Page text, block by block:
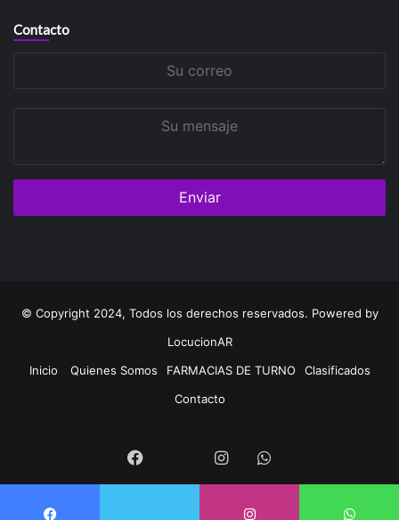
Contacto
© Copyright 2024, Todos los derechos reservados. Powered by
LocucionAR
Inicio
Quienes Somos FARMACIAS DE TURNO
Clasificados
Contacto
Facebook InstagramWhatsapp